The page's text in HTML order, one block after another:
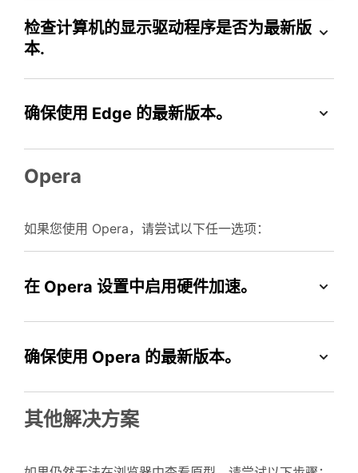
检查计算机的显示驱动程序是否为最新版
本.
确保使用 Edge 的最新版本。
Opera
如果您使用 Opera，请尝试以下任一选项：
在 Opera 设置中启用硬件加速。
确保使用 Opera 的最新版本。
其他解决方案